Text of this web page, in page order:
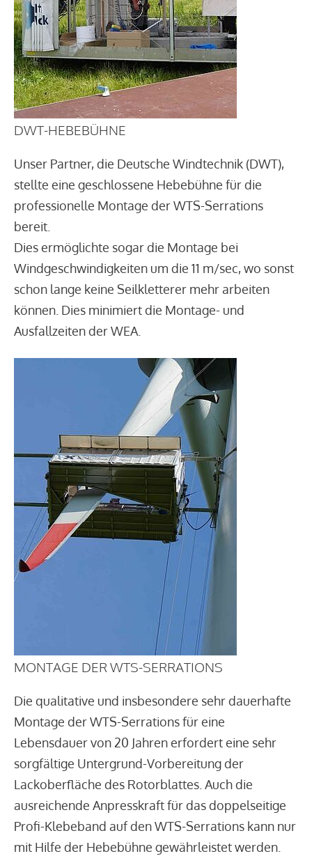
DWT-HEBEBÜHNE
Unser Partner, die Deutsche Windtechnik (DWT),
stellte eine geschlossene Hebebühne für die
professionelle Montage der WTS-Serrations
bereit.
Dies ermöglichte sogar die Montage bei
Windgeschwindigkeiten um die 11 m/sec, wo sonst
schon lange keine Seilkletterer mehr arbeiten
können. Dies minimiert die Montage- und
Ausfallzeiten der WEA.
MONTAGE DER WTS-SERRATIONS
Die qualitative und insbesondere sehr dauerhafte
Montage der WTS-Serrations für eine
Lebensdauer von 20 Jahren erfordert eine sehr
sorgfältige Untergrund-Vorbereitung der
Lackoberfläche des Rotorblattes. Auch die
ausreichende Anpresskraft für das doppelseitige
Profi-Klebeband auf den WTS-Serrations kann nur
mit Hilfe der Hebebühne gewährleistet werden.